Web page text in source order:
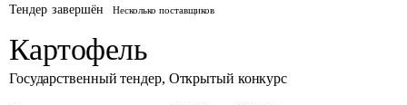
Тендер завершён Несколько поставщиков
Картофель
Государственный тендер, Открытый конкурс